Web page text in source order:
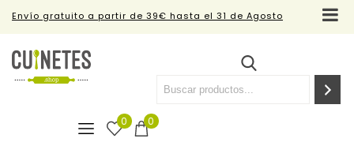
Envío gratuito a partir de 39€ hasta el 31 de Agosto
0
0